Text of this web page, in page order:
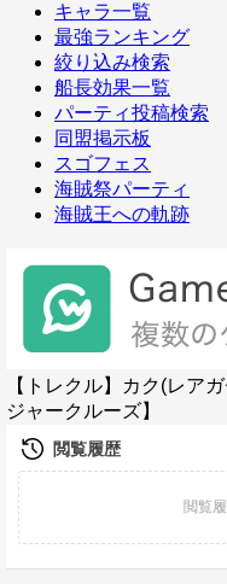
キャラ一覧
最強ランキング
絞り込み検索
船長効果一覧
パーティ投稿検索
同盟掲示板
スゴフェス
海賊祭パーティ
海賊王への軌跡
【トレクル】カク(レア
ジャークルーズ】